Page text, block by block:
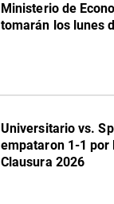
Ministerio de
tomarán los lunes
Universitario vs.
empataron 1-1 por
Clausura 2026